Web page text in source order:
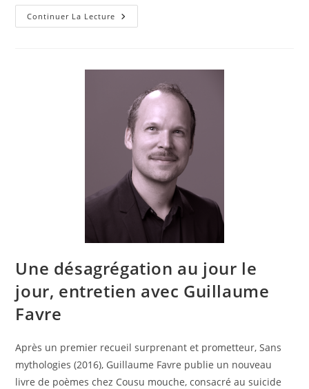
Continuer La Lecture
Une désagrégation au jour le
jour, entretien avec Guillaume
Favre
Après un premier recueil surprenant et prometteur, Sans
mythologies (2016), Guillaume Favre publie un nouveau
livre de poèmes chez Cousu mouche, consacré au suicide